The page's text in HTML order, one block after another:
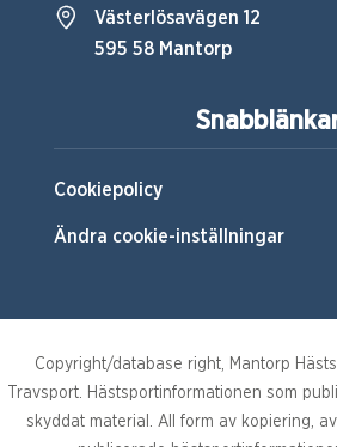
Cookiepolicy
Ändra cookie-inställningar
Västerlösavägen 12
595 58 Mantorp
Copyright/database right, Mantorp
Travsport. Hästsportinformationen som
skyddat material. All form av kopiering,